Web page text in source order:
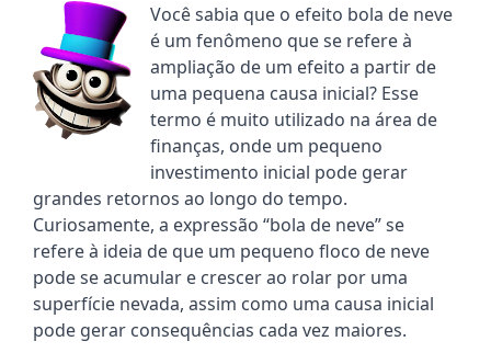
Você sabia que o efeito bola de neve
é um fenômeno que se refere à
ampliação de um efeito a partir de
uma pequena causa inicial? Esse
termo é muito utilizado na área de
finanças, onde um pequeno
investimento inicial pode gerar
grandes retornos ao longo do tempo.
Curiosamente, a expressão “bola de neve” se
refere à ideia de que um pequeno floco de neve
pode se acumular e crescer ao rolar por uma
superfície nevada, assim como uma causa inicial
pode gerar consequências cada vez maiores.